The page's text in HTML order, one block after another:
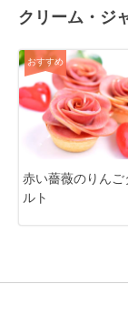
クリーム・ジ
おすすめ
赤い薔薇のりんご
ルト